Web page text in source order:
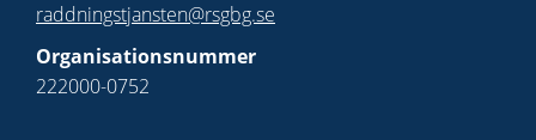
raddningstjansten@rsgbg.se
Organisationsnummer
222000-0752